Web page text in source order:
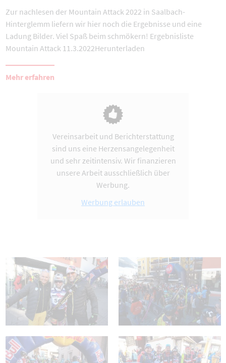
Zur nachlesen der Mountain Attack 2022 in Saalbach-
Hinterglemm liefern wir hier noch die Ergebnisse und eine
Ladung Bilder. Viel Spaß beim schmökern! Ergebnisliste
Mountain Attack 11.3.2022Herunterladen
Mehr erfahren
Vereinsarbeit und Berichterstattung
sind uns eine Herzensangelegenheit
und sehr zeitintensiv. Wir finanzieren
unsere Arbeit ausschließlich über
Werbung.
Werbung erlauben